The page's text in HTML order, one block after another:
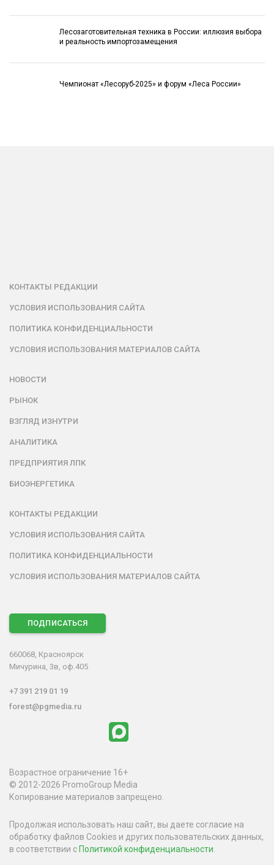
Лесозаготовительная техника в России: иллюзия выбора
и реальность импортозамещения
Чемпионат «Лесоруб-2025» и форум «Леса России»
КОНТАКТЫ РЕДАКЦИИ
УСЛОВИЯ ИСПОЛЬЗОВАНИЯ САЙТА
ПОЛИТИКА КОНФИДЕНЦИАЛЬНОСТИ
УСЛОВИЯ ИСПОЛЬЗОВАНИЯ МАТЕРИАЛОВ САЙТА
НОВОСТИ
РЫНОК
ВЗГЛЯД ИЗНУТРИ
АНАЛИТИКА
ПРЕДПРИЯТИЯ ЛПК
БИОЭНЕРГЕТИКА
КОНТАКТЫ РЕДАКЦИИ
УСЛОВИЯ ИСПОЛЬЗОВАНИЯ САЙТА
ПОЛИТИКА КОНФИДЕНЦИАЛЬНОСТИ
УСЛОВИЯ ИСПОЛЬЗОВАНИЯ МАТЕРИАЛОВ САЙТА
ПОДПИСАТЬСЯ
660068, Красноярск
Мичурина, 3в, оф.405
+7 391 219 01 19
forest@pgmedia.ru
Возрастное ограничение 16+
© 2012-2026 PromoGroup Media
Копирование материалов запрещено.
Продолжая использовать наш сайт, вы даете согласие на
обработку файлов Cookies и других пользовательских данных,
в соответствии с Политикой конфиденциальности.